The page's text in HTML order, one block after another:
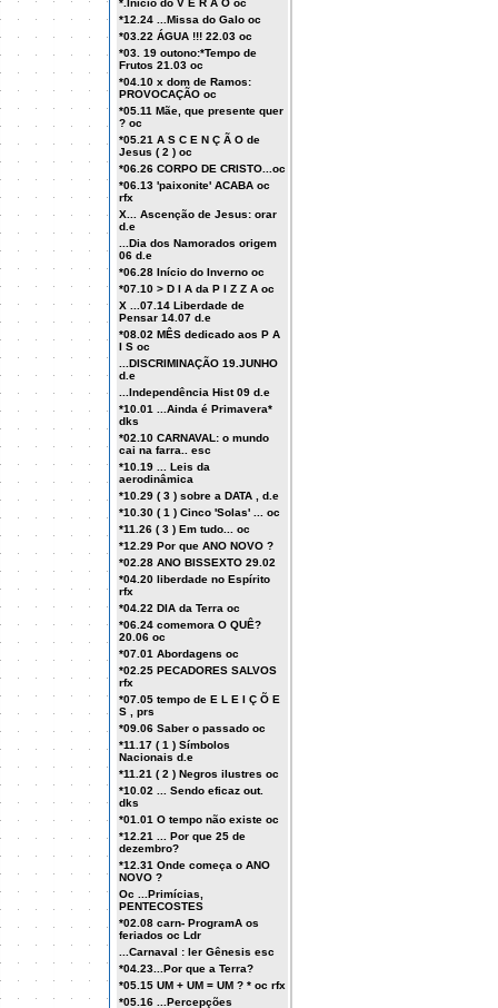
*.Início do V E R Ã O oc
*12.24 ...Missa do Galo oc
*03.22 ÁGUA !!! 22.03 oc
*03. 19 outono:*Tempo de
Frutos 21.03 oc
*04.10 x dom de Ramos:
PROVOCAÇÃO oc
*05.11 Mãe, que presente quer
? oc
*05.21 A S C E N Ç Ã O de
Jesus ( 2 ) oc
*06.26 CORPO DE CRISTO...oc
*06.13 'paixonite' ACABA oc
rfx
X... Ascenção de Jesus: orar
d.e
...Dia dos Namorados origem
06 d.e
*06.28 Início do Inverno oc
*07.10 > D I A da P I Z Z A oc
X ...07.14 Liberdade de
Pensar 14.07 d.e
*08.02 MÊS dedicado aos P A
I S oc
...DISCRIMINAÇÃO 19.JUNHO
d.e
...Independência Hist 09 d.e
*10.01 ...Ainda é Primavera*
dks
*02.10 CARNAVAL: o mundo
cai na farra.. esc
*10.19 ... Leis da
aerodinâmica
*10.29 ( 3 ) sobre a DATA , d.e
*10.30 ( 1 ) Cinco 'Solas' ... oc
*11.26 ( 3 ) Em tudo... oc
*12.29 Por que ANO NOVO ?
*02.28 ANO BISSEXTO 29.02
*04.20 liberdade no Espírito
rfx
*04.22 DIA da Terra oc
*06.24 comemora O QUÊ?
20.06 oc
*07.01 Abordagens oc
*02.25 PECADORES SALVOS
rfx
*07.05 tempo de E L E I Ç Õ E
S , prs
*09.06 Saber o passado oc
*11.17 ( 1 ) Símbolos
Nacionais d.e
*11.21 ( 2 ) Negros ilustres oc
*10.02 ... Sendo eficaz out.
dks
*01.01 O tempo não existe oc
*12.21 ... Por que 25 de
dezembro?
*12.31 Onde começa o ANO
NOVO ?
Oc ...Primícias,
PENTECOSTES
*02.08 carn- ProgramA os
feriados oc Ldr
...Carnaval : ler Gênesis esc
*04.23...Por que a Terra?
*05.15 UM + UM = UM ? * oc rfx
*05.16 ...Percepções